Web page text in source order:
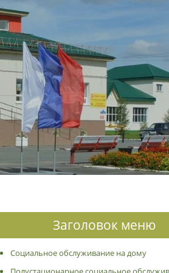
Заголовок меню
Социальное обслуживание на дому